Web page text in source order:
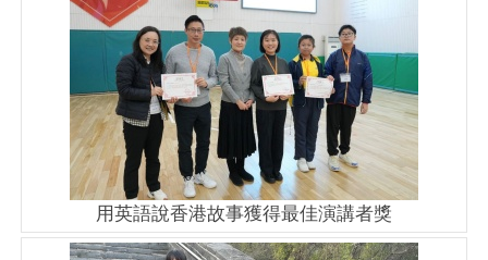
用英語說香港故事獲得最佳演講者獎